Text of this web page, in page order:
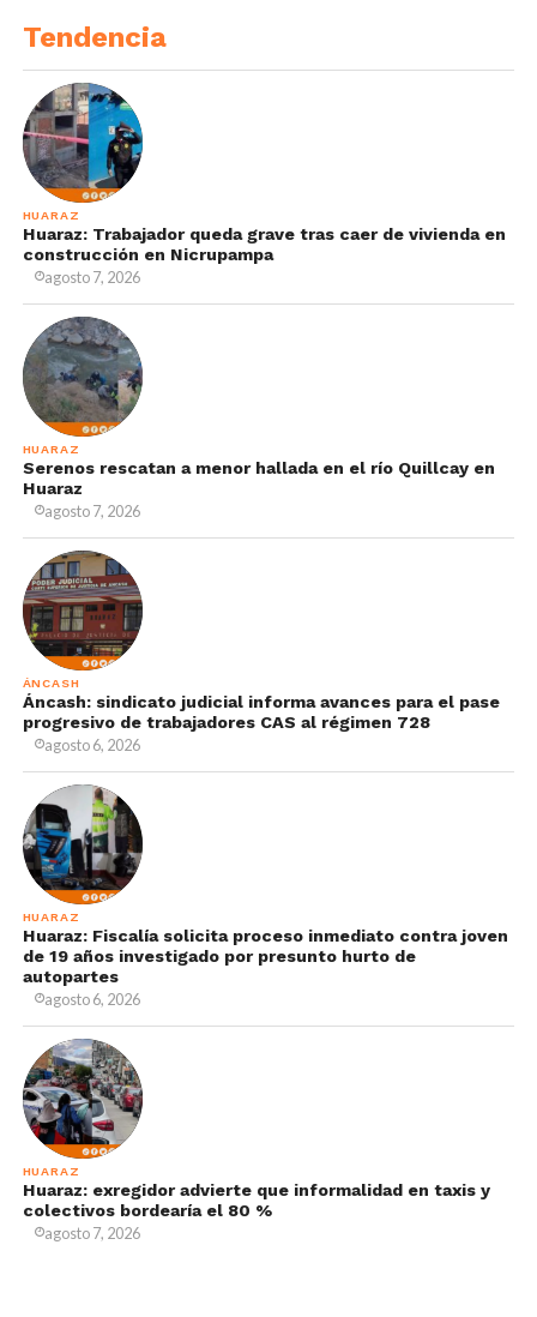
Tendencia
HUARAZ
Huaraz: Trabajador queda grave tras caer de vivienda en
construcción en Nicrupampa
agosto 7, 2026
HUARAZ
Serenos rescatan a menor hallada en el río Quillcay en
Huaraz
agosto 7, 2026
ÁNCASH
Áncash: sindicato judicial informa avances para el pase
progresivo de trabajadores CAS al régimen 728
agosto 6, 2026
HUARAZ
Huaraz: Fiscalía solicita proceso inmediato contra joven
de 19 años investigado por presunto hurto de
autopartes
agosto 6, 2026
HUARAZ
Huaraz: exregidor advierte que informalidad en taxis y
colectivos bordearía el 80 %
agosto 7, 2026